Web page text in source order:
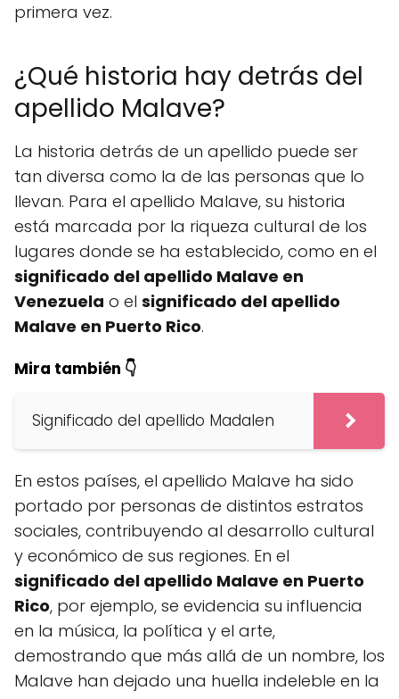
primera vez.
¿Qué historia hay detrás del
apellido Malave?
La historia detrás de un apellido puede ser
tan diversa como la de las personas que lo
llevan. Para el apellido Malave, su historia
está marcada por la riqueza cultural de los
lugares donde se ha establecido, como en el
significado del apellido Malave en
Venezuela o el significado del apellido
Malave en Puerto Rico.
Mira también 👇
Significado del apellido Madalen
En estos países, el apellido Malave ha sido
portado por personas de distintos estratos
sociales, contribuyendo al desarrollo cultural
y económico de sus regiones. En el
significado del apellido Malave en Puerto
Rico, por ejemplo, se evidencia su influencia
en la música, la política y el arte,
demostrando que más allá de un nombre, los
Malave han dejado una huella indeleble en la